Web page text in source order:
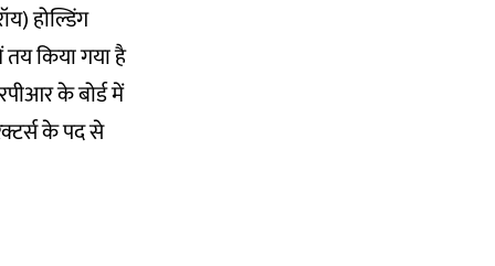
होल्डिंग
किया गया है
के बोर्ड में
के पद से